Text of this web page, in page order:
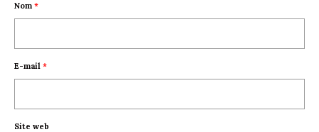
Nom *
E-mail *
Site web